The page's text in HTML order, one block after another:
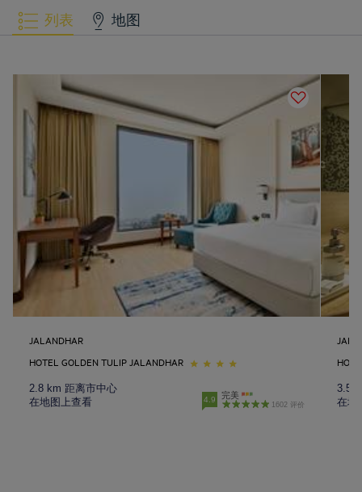
列表 地图
JALANDHAR
HOTEL GOLDEN TULIP JALANDHAR
2.8 km 距离市中心
在地图上查看
4.9 完美
1602 评价
3.5
在地